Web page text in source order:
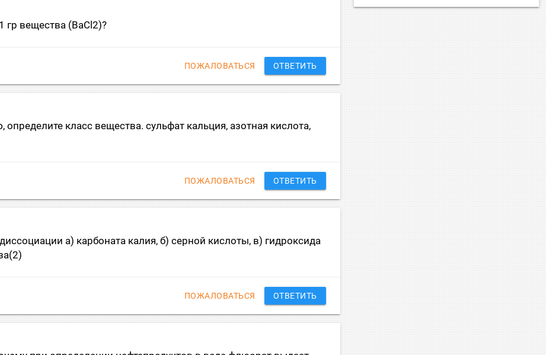
гр вещества (BaCl2)?
ОТВЕТИТЬ
ПОЖАЛОВАТЬСЯ
класс вещества. сульфат кальция, азотная кислота,
ОТВЕТИТЬ
ПОЖАЛОВАТЬСЯ
а) карбоната калия, б) серной кислоты, в) гидроксида
ОТВЕТИТЬ
ПОЖАЛОВАТЬСЯ